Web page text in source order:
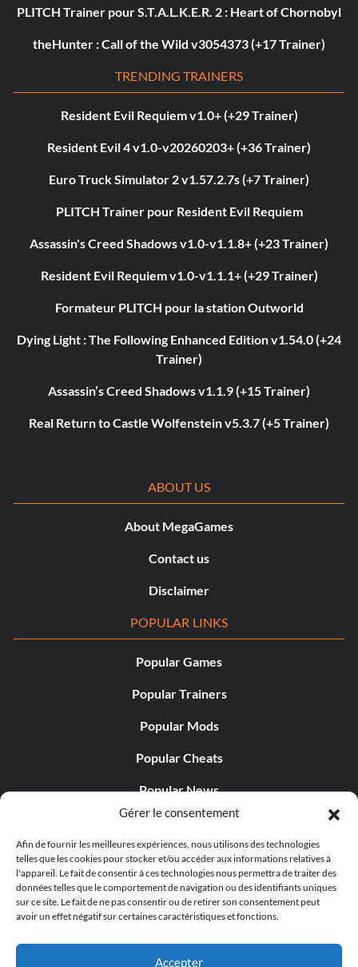
Gérer le consentement
Afin de fournir les meilleures expériences, nous utilisons des technologies
telles que les cookies pour stocker et/ou accéder aux informations relatives à
l'appareil. Le fait de consentir à ces technologies nous permettra de traiter des
données telles que le comportement de navigation ou des identifiants uniques
sur ce site. Le fait de ne pas consentir ou de retirer son consentement peut
avoir un effet négatif sur certaines caractéristiques et fonctions.
Accepter
PLITCH Trainer pour S.T.A.L.K.E.R. 2 : Heart of Chornobyl
theHunter : Call of the Wild v3054373 (+17 Trainer)
TRENDING TRAINERS
Resident Evil Requiem v1.0+ (+29 Trainer)
Resident Evil 4 v1.0-v20260203+ (+36 Trainer)
Euro Truck Simulator 2 v1.57.2.7s (+7 Trainer)
PLITCH Trainer pour Resident Evil Requiem
Assassin's Creed Shadows v1.0-v1.1.8+ (+23 Trainer)
Resident Evil Requiem v1.0-v1.1.1+ (+29 Trainer)
Formateur PLITCH pour la station Outworld
Dying Light : The Following Enhanced Edition v1.54.0 (+24
Trainer)
Assassin’s Creed Shadows v1.1.9 (+15 Trainer)
Real Return to Castle Wolfenstein v5.3.7 (+5 Trainer)
ABOUT US
About MegaGames
Contact us
Disclaimer
POPULAR LINKS
Popular Games
Popular Trainers
Popular Mods
Popular Cheats
Popular News
Popular Editorials
Popular Free Games
LATEST UPDATES